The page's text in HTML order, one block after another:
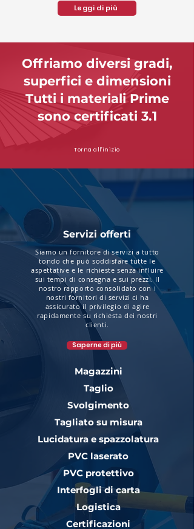
Leggi di più
Offriamo diversi gradi,
superfici e dimensioni
Tutti i materiali Prime
sono certificati 3.1
Torna all'inizio
Servizi offerti
Siamo un fornitore di servizi a tutto
tondo che può soddisfare tutte le
aspettative e le richieste senza influire
sui tempi di consegna e sui prezzi. Il
nostro rapporto consolidato con i
nostri fornitori di servizi ci ha
assicurato il privilegio di agire
rapidamente su richiesta dei nostri
clienti.
Saperne di più
Magazzini
Taglio
Svolgimento
Tagliato su misura
Lucidatura e spazzolatura
PVC laserato
PVC protettivo
Interfogli di carta
Logistica
Certificazioni